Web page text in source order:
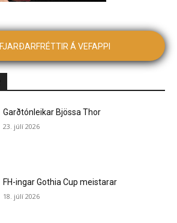
FJARÐARFRÉTTIR Á VEFAPPI
Garðtónleikar Bjössa Thor
23. júlí 2026
FH-ingar Gothia Cup meistarar
18. júlí 2026